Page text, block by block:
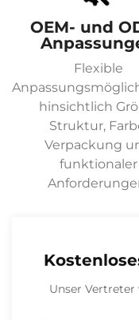
OEM- und
Flexible
hinsichtlich
Struktur,
Verpackung
funktionaler
Unser